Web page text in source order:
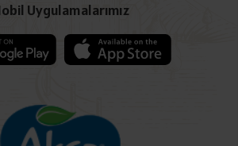
Uygulamalarımız